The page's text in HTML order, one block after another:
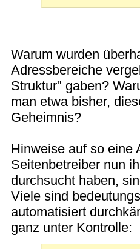
Warum wurden
Adressbereiche
Struktur" gaben?
man etwa bisher,
Geheimnis?
Hinweise auf so eine
Seitenbetreiber nun
durchsucht haben,
Viele sind
automatisiert
ganz unter Kontrolle: